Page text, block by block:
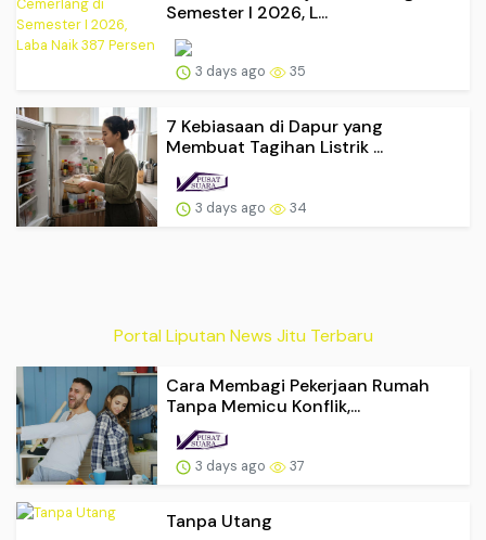
Semester I 2026, L...
3 days ago 35
7 Kebiasaan di Dapur yang
Membuat Tagihan Listrik ...
3 days ago 34
Portal Liputan News Jitu Terbaru
Cara Membagi Pekerjaan Rumah
Tanpa Memicu Konflik,...
3 days ago 37
Tanpa Utang